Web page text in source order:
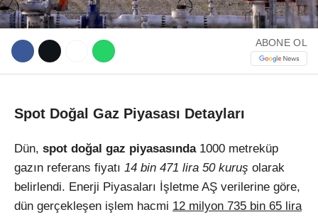
ABONE OL
Spot Doğal Gaz Piyasası Detayları
Dün, spot doğal gaz piyasasında1000 metreküp
gazın referans fiyatı 14 bin 471 lira 50 kuruş olarak
belirlendi. Enerji Piyasaları İşletme AŞ verilerine göre,
dün gerçekleşen işlem hacmi 12 milyon 735 bin 65 lira